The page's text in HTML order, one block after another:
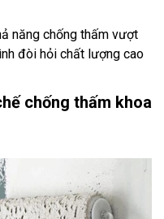
năng chống thấm vượt
đòi hỏi chất lượng cao
chống thấm khoa